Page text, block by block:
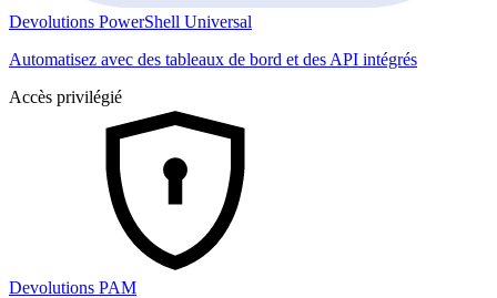
Devolutions PowerShell Universal
Automatisez avec des tableaux de bord et des API intégrés
Accès privilégié
Devolutions PAM